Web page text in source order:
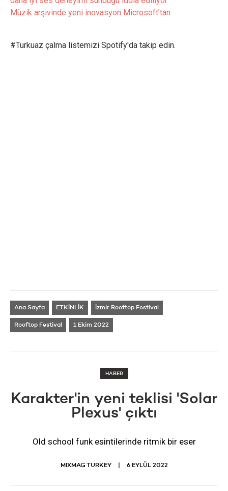
Müzik arşivinde yeni inovasyon Microsoft’tan
#Turkuaz çalma listemizi Spotify'da takip edin.
Ana Sayfa ETKİNLİK İzmir Rooftop Festival
Rooftop Festival 1 Ekim 2022
HABER
Karakter'in yeni teklisi 'Solar
Plexus' çıktı
Old school funk esintilerinde ritmik bir eser
MIXMAG TURKEY 6 EYLÜL 2022